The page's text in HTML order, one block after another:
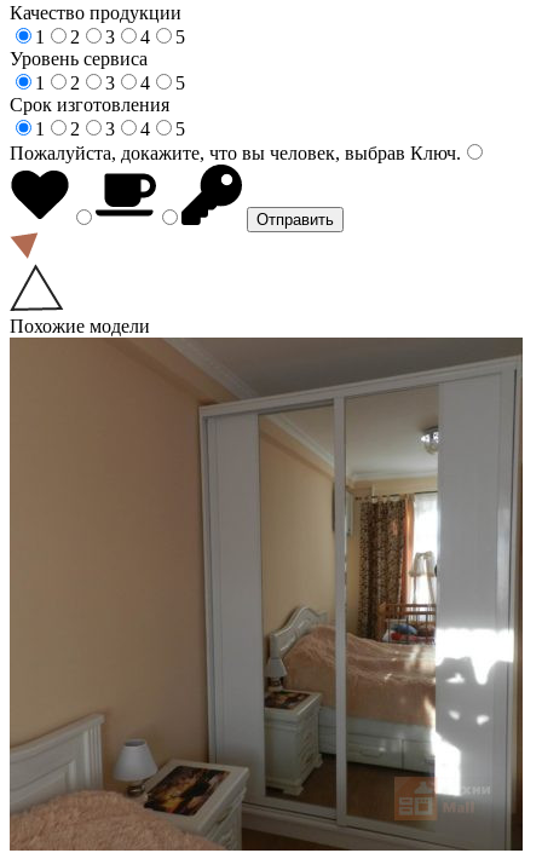
Качество продукции
1
2 3 4
5
Уровень сервиса
1
2 3 4
5
Срок изготовления
1
2 3 4
5
Пожалуйста, докажите, что вы человек, выбрав Ключ.
Похожие модели